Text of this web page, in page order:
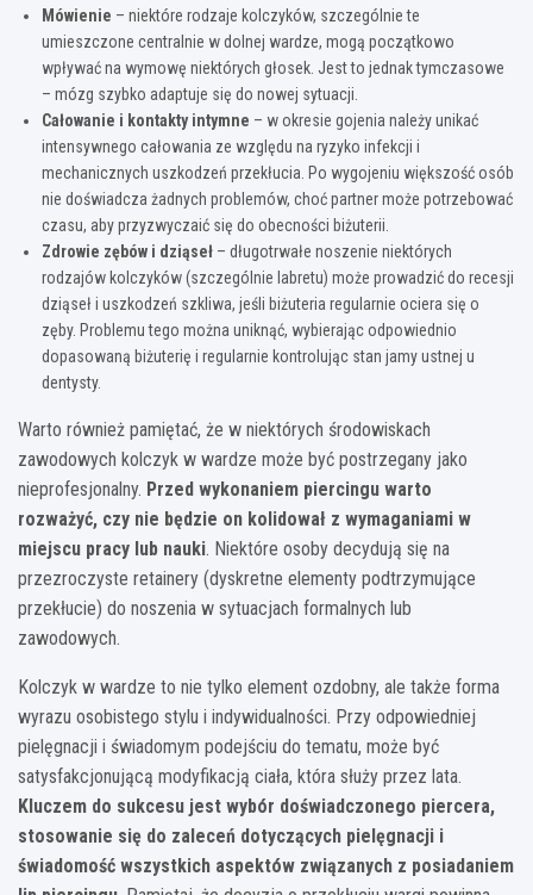
Mówienie – niektóre rodzaje kolczyków, szczególnie te
umieszczone centralnie w dolnej wardze, mogą początkowo
wpływać na wymowę niektórych głosek. Jest to jednak tymczasowe
– mózg szybko adaptuje się do nowej sytuacji.
Całowanie i kontakty intymne – w okresie gojenia należy unikać
intensywnego całowania ze względu na ryzyko infekcji i
mechanicznych uszkodzeń przekłucia. Po wygojeniu większość osób
nie doświadcza żadnych problemów, choć partner może potrzebować
czasu, aby przyzwyczaić się do obecności biżuterii.
Zdrowie zębów i dziąseł – długotrwałe noszenie niektórych
rodzajów kolczyków (szczególnie labretu) może prowadzić do recesji
dziąseł i uszkodzeń szkliwa, jeśli biżuteria regularnie ociera się o
zęby. Problemu tego można uniknąć, wybierając odpowiednio
dopasowaną biżuterię i regularnie kontrolując stan jamy ustnej u
dentysty.
Warto również pamiętać, że w niektórych środowiskach
zawodowych kolczyk w wardze może być postrzegany jako
nieprofesjonalny. Przed wykonaniem piercingu warto
rozważyć, czy nie będzie on kolidował z wymaganiami w
miejscu pracy lub nauki. Niektóre osoby decydują się na
przezroczyste retainery (dyskretne elementy podtrzymujące
przekłucie) do noszenia w sytuacjach formalnych lub
zawodowych.
Kolczyk w wardze to nie tylko element ozdobny, ale także forma
wyrazu osobistego stylu i indywidualności. Przy odpowiedniej
pielęgnacji i świadomym podejściu do tematu, może być
satysfakcjonującą modyfikacją ciała, która służy przez lata.
Kluczem do sukcesu jest wybór doświadczonego piercera,
stosowanie się do zaleceń dotyczących pielęgnacji i
świadomość wszystkich aspektów związanych z posiadaniem